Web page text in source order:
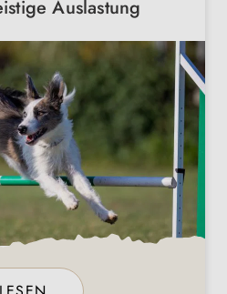
Auslastung